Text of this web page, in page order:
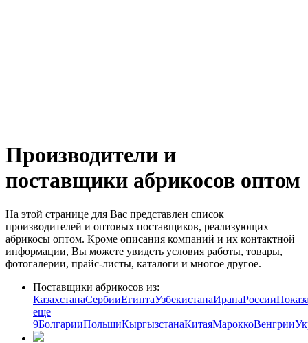
Производители и
поставщики абрикосов оптом
На этой странице для Вас представлен список
производителей и оптовых поставщиков, реализующих
абрикосы оптом. Кроме описания компаний и их контактной
информации, Вы можете увидеть условия работы, товары,
фотогалерии, прайс-листы, каталоги и многое другое.
Поставщики абрикосов из:
КазахстанаСербииЕгиптаУзбекистанаИранаРоссии
еще
9БолгарииПольшиКыргызстанаКитаяМароккоВенгрии